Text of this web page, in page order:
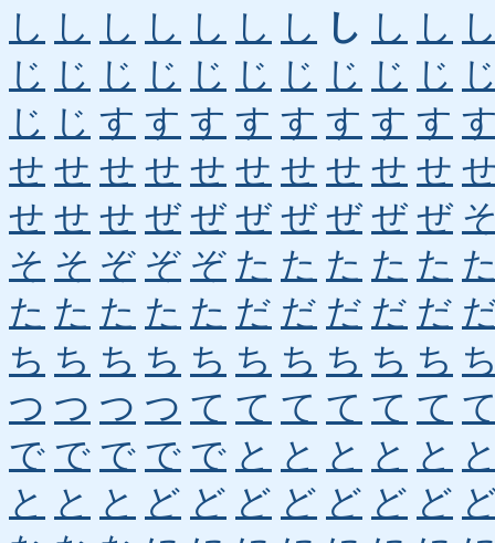
し し し し し し し し し し
じ じ じ じ じ じ じ じ じ じ
じ じ す す す す す す す す
せ せ せ せ せ せ せ せ せ せ
せ せ せ ぜ ぜ ぜ ぜ ぜ ぜ ぜ
そ そ ぞ ぞ ぞ た た た た た
た た た た た だ だ だ だ だ
ち ち ち ち ち ち ち ち ち ち
つ つ つ つ て て て て て て
で で で で で と と と と と
と と と ど ど ど ど ど ど ど